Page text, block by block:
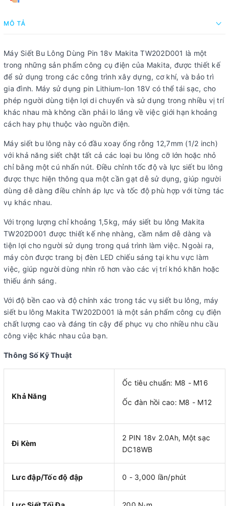
MÔ TẢ
Máy Siết Bu Lông Dùng Pin 18v Makita TW202D001 là một
trong những sản phẩm công cụ điện của Makita, được thiết kế
để sử dụng trong các công trình xây dựng, cơ khí, và bảo trì
gia đình. Máy sử dụng pin Lithium-Ion 18V có thể tái sạc, cho
phép người dùng tiện lợi di chuyển và sử dụng trong nhiều vị trí
khác nhau mà không cần phải lo lắng về việc giới hạn khoảng
cách hay phụ thuộc vào nguồn điện.
Máy siết bu lông này có đầu xoay ống rỗng 12,7mm (1/2 inch)
với khả năng siết chặt tất cả các loại bu lông cỡ lớn hoặc nhỏ
chỉ bằng một cú nhấn nút. Điều chỉnh tốc độ và lực siết bu lông
được thực hiện thông qua một cần gạt dễ sử dụng, giúp người
dùng dễ dàng điều chỉnh áp lực và tốc độ phù hợp với từng tác
vụ khác nhau.
Với trọng lượng chỉ khoảng 1,5kg, máy siết bu lông Makita
TW202D001 được thiết kế nhẹ nhàng, cầm nắm dễ dàng và
tiện lợi cho người sử dụng trong quá trình làm việc. Ngoài ra,
máy còn được trang bị đèn LED chiếu sáng tại khu vực làm
việc, giúp người dùng nhìn rõ hơn vào các vị trí khó khăn hoặc
thiếu ánh sáng.
Với độ bền cao và độ chính xác trong tác vụ siết bu lông, máy
siết bu lông Makita TW202D001 là một sản phẩm công cụ điện
chất lượng cao và đáng tin cậy để phục vụ cho nhiều nhu cầu
công việc khác nhau của bạn.
Thông Số Kỹ Thuật
Khả Năng
Ốc tiêu chuẩn: M8 - M16
Ốc đàn hồi cao: M8 - M12
Đi Kèm
2 PIN 18v 2.0Ah, Một sạc
DC18WB
Lưc đập/Tốc độ đập 0 - 3,000 lần/phút